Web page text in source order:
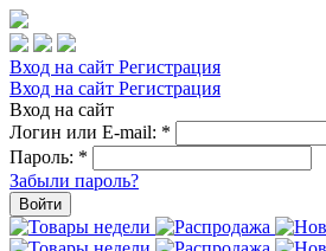
Вход на сайт Регистрация
Вход на сайт Регистрация
Вход на сайт
Логин или E-mail: *
Пароль: *
Забыли пароль?
Войти